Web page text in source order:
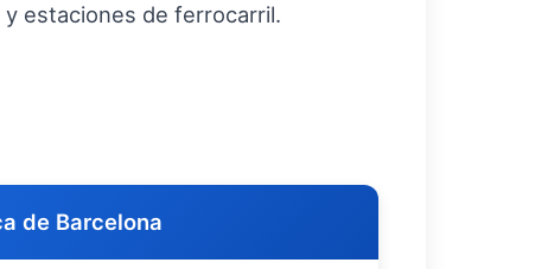
estaciones de ferrocarril.
de Barcelona